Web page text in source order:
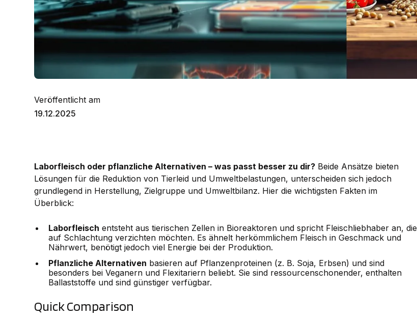
Veröffentlicht am
19.12.2025
Laborfleisch oder pflanzliche Alternativen – was passt besser zu dir? Beide Ansätze bieten
Lösungen für die Reduktion von Tierleid und Umweltbelastungen, unterscheiden sich jedoch
grundlegend in Herstellung, Zielgruppe und Umweltbilanz. Hier die wichtigsten Fakten im
Überblick:
Laborfleisch entsteht aus tierischen Zellen in Bioreaktoren und spricht Fleischliebhaber an, die
auf Schlachtung verzichten möchten. Es ähnelt herkömmlichem Fleisch in Geschmack und
Nährwert, benötigt jedoch viel Energie bei der Produktion.
Pflanzliche Alternativen basieren auf Pflanzenproteinen (z. B. Soja, Erbsen) und sind
besonders bei Veganern und Flexitariern beliebt. Sie sind ressourcenschonender, enthalten
Ballaststoffe und sind günstiger verfügbar.
Quick Comparison